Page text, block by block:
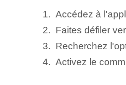
Accédez à
Faites défiler
Recherchez
Activez le